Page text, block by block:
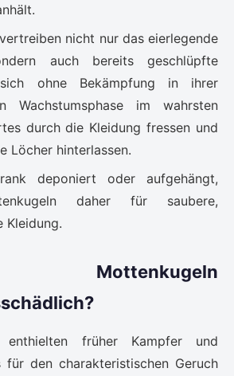
nicht nur das eierlegende
auch bereits geschlüpfte
ohne Bekämpfung in ihrer
Wachstumsphase im wahrsten
durch die Kleidung fressen und
Löcher hinterlassen.
deponiert oder aufgehängt,
daher für saubere,
Kleidung.
enthielten früher Kampfer und
für den charakteristischen Geruch